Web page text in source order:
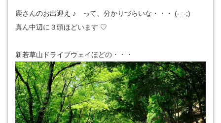
鹿さんのお出迎え ♪ って、分かりづらいな・・・ (-_-;)
真ん中辺に３頭ほどいます ♡
新若草山ドライブウェイほどの・・・